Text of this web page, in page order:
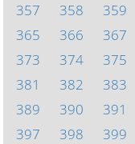
357
358 359
365
366 367
373
374 375
381
382 383
389
390 391
397
398 399